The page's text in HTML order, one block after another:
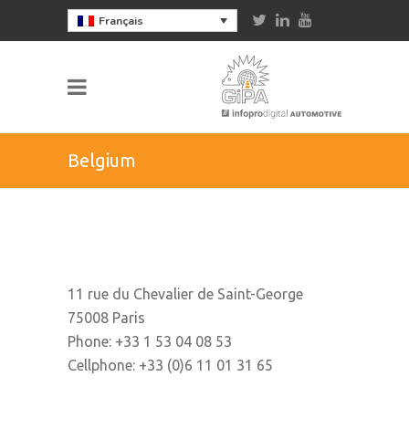
Français
Belgium
11 rue du Chevalier de Saint-George
75008 Paris
Phone: +33 1 53 04 08 53
Cellphone: +33 (0)6 11 01 31 65